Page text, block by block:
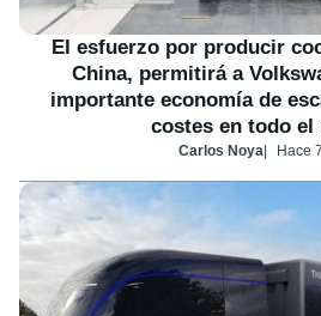
El esfuerzo por producir
China, permitirá a
importante economía de
costes en todo el
Carlos Noya Hace